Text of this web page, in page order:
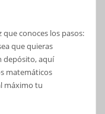
conoces los pasos:
que quieras
depósito, aquí
matemáticos
máximo tu